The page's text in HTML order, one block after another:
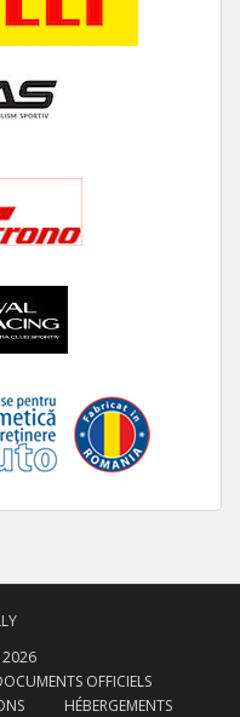
2026
OFFICIELS
HÉBERGEMENTS